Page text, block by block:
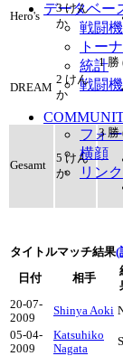
データベー
戦闘機
トー
統計
戦闘
フォ
横顔
リンク
Hero's
3 けん
か
DREAM
2 けん
か
1 勝
Gesamt
5 けん
か
3 勝
タイトルマッチ結果(
日付 相手
20-07-
2009
Shinya Aoki
05-04-
2009
Katsuhiko
Nagata
S